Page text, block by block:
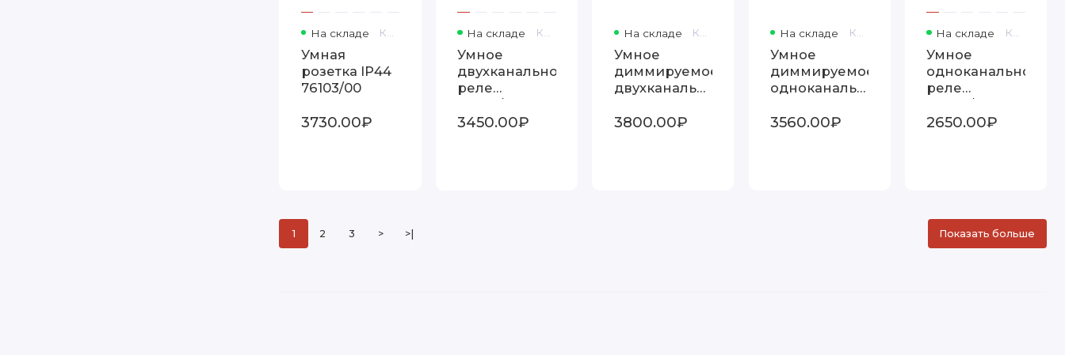
На складе Код товара: 76103/00
Умная
розетка IP44
76103/00
3730.00₽
На складе Код товара: 7157
Умное
двухканальное
реле
3450.00₽
На складе Код товара: 7625
Умное
диммируемое
двухканальное
76003/00
3800.00₽
На складе Код товара: 7626
Умное
диммируемое
одноканальное
76002/00
3560.00₽
На складе Код товара: 7158
Умное
одноканальное
реле
2650.00₽
1 2 3 > >| Показать больше